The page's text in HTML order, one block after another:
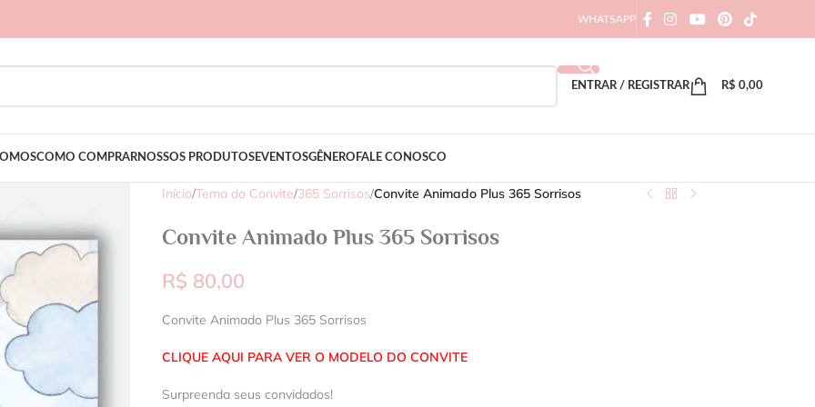
WHATSAPP
ENTRAR / REGISTRAR R$ 0,00
COMO COMPRARNOSSOS PRODUTOSEVENTOSGÊNERO FALE CONOSCO
Início/Tema do Convite/365 Sorrisos/Convite Animado Plus 365 Sorrisos
Convite Animado Plus 365 Sorrisos
R$ 80,00
Convite Animado Plus 365 Sorrisos
CLIQUE AQUI PARA VER O MODELO DO CONVITE
Surpreenda seus convidados!